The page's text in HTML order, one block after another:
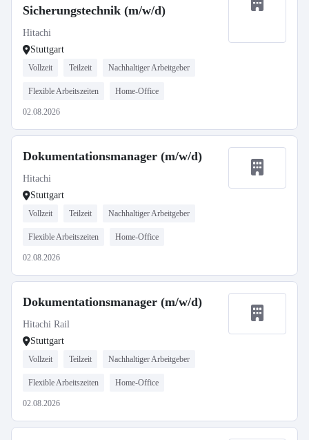
Sicherungstechnik (m/w/d)
Hitachi
Stuttgart
Vollzeit Teilzeit Nachhaltiger Arbeitgeber
Flexible Arbeitszeiten Home-Office
02.08.2026
Dokumentationsmanager (m/w/d)
Hitachi
Stuttgart
Vollzeit Teilzeit Nachhaltiger Arbeitgeber
Flexible Arbeitszeiten Home-Office
02.08.2026
Dokumentationsmanager (m/w/d)
Hitachi Rail
Stuttgart
Vollzeit Teilzeit Nachhaltiger Arbeitgeber
Flexible Arbeitszeiten Home-Office
02.08.2026